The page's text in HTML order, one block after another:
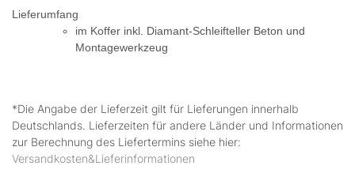
Lieferumfang
im Koffer inkl. Diamant-Schleifteller Beton und
Montagewerkzeug
*Die Angabe der Lieferzeit gilt für Lieferungen innerhalb
Deutschlands. Lieferzeiten für andere Länder und Informationen
zur Berechnung des Liefertermins siehe hier:
Versandkosten&Lieferinformationen